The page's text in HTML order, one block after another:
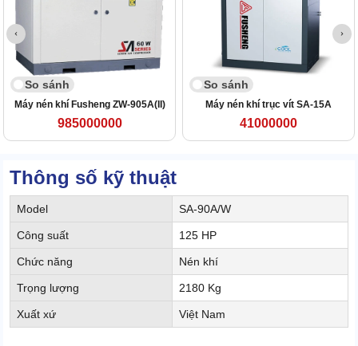
So sánh
Máy nén khí Fusheng ZW-905A(II)
985000000
So sánh
Máy nén khí trục vít SA-15A
41000000
Thông số kỹ thuật
Model SA-90A/W
Công suất 125 HP
Chức năng Nén khí
Trọng lượng 2180 Kg
Xuất xứ Việt Nam